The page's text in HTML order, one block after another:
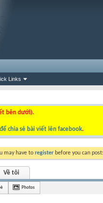
Links
bên dưới).
để chia sẻ bài viết lên facebook.
may have to register before you can
Về tôi
Photos